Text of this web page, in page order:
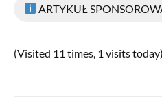
ARTYKUŁ
(Visited 11 times, 1 visits today)